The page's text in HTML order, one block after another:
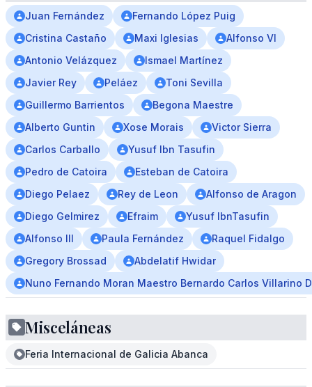
Juan Fernández
Fernando López Puig
Cristina Castaño
Maxi Iglesias
Alfonso VI
Antonio Velázquez
Ismael Martínez
Javier Rey
Peláez
Toni Sevilla
Guillermo Barrientos
Begona Maestre
Alberto Guntin
Xose Morais
Victor Sierra
Carlos Carballo
Yusuf Ibn Tasufin
Pedro de Catoira
Esteban de Catoira
Diego Pelaez
Rey de Leon
Alfonso de Aragon
Diego Gelmirez
Efraim
Yusuf IbnTasufin
Alfonso III
Paula Fernández
Raquel Fidalgo
Gregory Brossad
Abdelatif Hwidar
Nuno Fernando Moran Maestro Bernardo Carlos Villarino
Misceláneas
Feria Internacional de Galicia Abanca